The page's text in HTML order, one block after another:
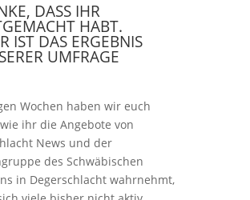
DASS IHR
HABT.
IST DAS ERGEBNIS
UMFRAGE
Wochen haben wir euch
ihr die Angebote von
News und der
des Schwäbischen
in Degerschlacht wahrnehmt,